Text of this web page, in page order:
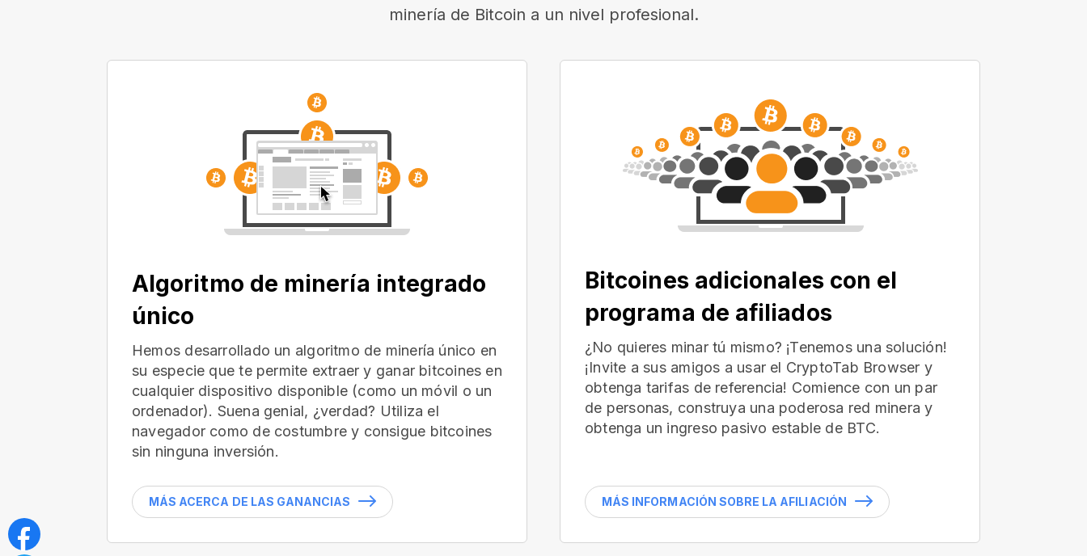
minería de Bitcoin a un nivel profesional.
Algoritmo de minería integrado
único
Hemos desarrollado un algoritmo de minería único en
su especie que te permite extraer y ganar bitcoines en
cualquier dispositivo disponible (como un móvil o un
ordenador). Suena genial, ¿verdad? Utiliza el
navegador como de costumbre y consigue bitcoines
sin ninguna inversión.
MÁS ACERCA DE LAS GANANCIAS
Bitcoines adicionales con el
programa de afiliados
¿No quieres minar tú mismo? ¡Tenemos una solución!
¡Invite a sus amigos a usar el CryptoTab Browser y
obtenga tarifas de referencia! Comience con un par
de personas, construya una poderosa red minera y
obtenga un ingreso pasivo estable de BTC.
MÁS INFORMACIÓN SOBRE LA AFILIACIÓN